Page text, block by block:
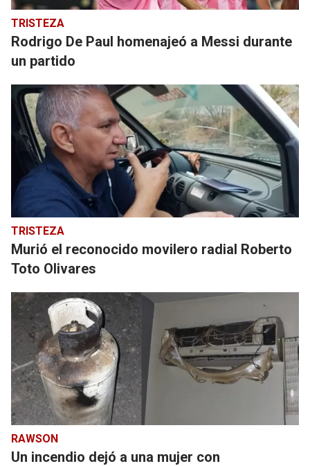
TRISTEZA
Rodrigo De Paul homenajeó a Messi durante
un partido
TRISTEZA
Murió el reconocido movilero radial Roberto
Toto Olivares
RAWSON
Un incendio dejó a una mujer con